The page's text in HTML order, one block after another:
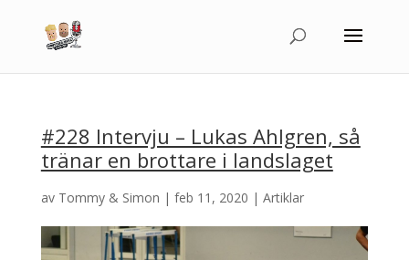
#228 Intervju – Lukas Ahlgren, så
tränar en brottare i landslaget
av Tommy & Simon | feb 11, 2020 | Artiklar